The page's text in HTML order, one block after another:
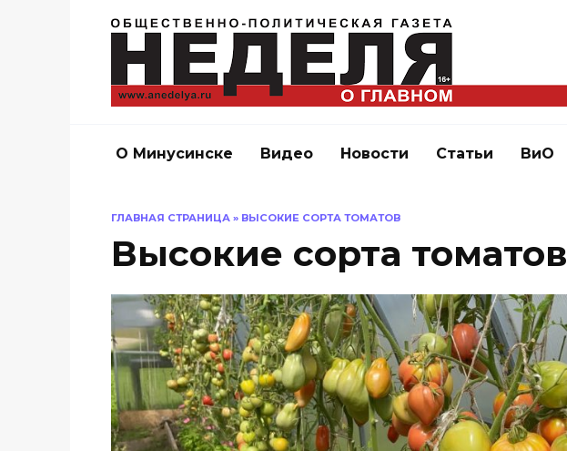
О Минусинске Видео Новости Статьи ВиО
ГЛАВНАЯ СТРАНИЦА » ВЫСОКИЕ СОРТА ТОМАТОВ
Высокие сорта томатов